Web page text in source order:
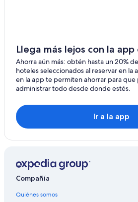
Hoteles en Húcares
Hoteles cerca de Terminal de ferry
Hoteles en Río Abajo
Apartamentos en Daguao
Hostales en Daguao
Hoteles en Quebrada Vueltas
Apart-Hoteles en Aguas Claras
Condominios en Aguas Claras
Llega más lejos con la
Ahorra aún más: obtén hasta un 20%
hoteles seleccionados al reservar en la
en la app te permiten ahorrar para que
administrar todo desde donde estés.
Ir a la app
Compañía
Quiénes somos